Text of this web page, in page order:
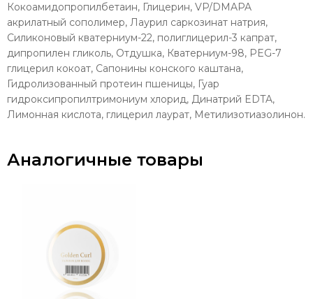
Кокоамидопропилбетаин, Глицерин, VP/DMAPA
акрилатный сополимер, Лаурил саркозинат натрия,
Силиконовый кватерниум-22, полиглицерил-3 капрат,
дипропилен гликоль, Отдушка, Кватерниум-98, PEG-7
глицерил кокоат, Сапонины конского каштана,
Гидролизованный протеин пшеницы, Гуар
гидроксипропилтримониум хлорид, Динатрий EDTA,
Лимонная кислота, глицерил лаурат, Метилизотиазолинон.
Аналогичные товары